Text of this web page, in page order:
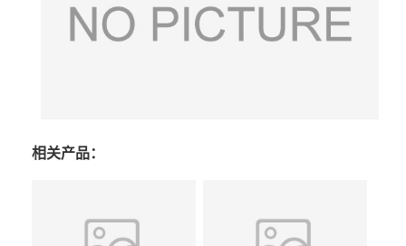
相关产品：